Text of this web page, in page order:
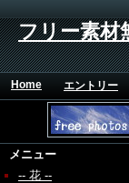
フリー素材
Home エントリー
メニュー
-- 花 --